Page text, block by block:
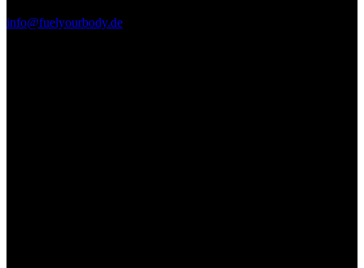
info@fuelyourbody.de